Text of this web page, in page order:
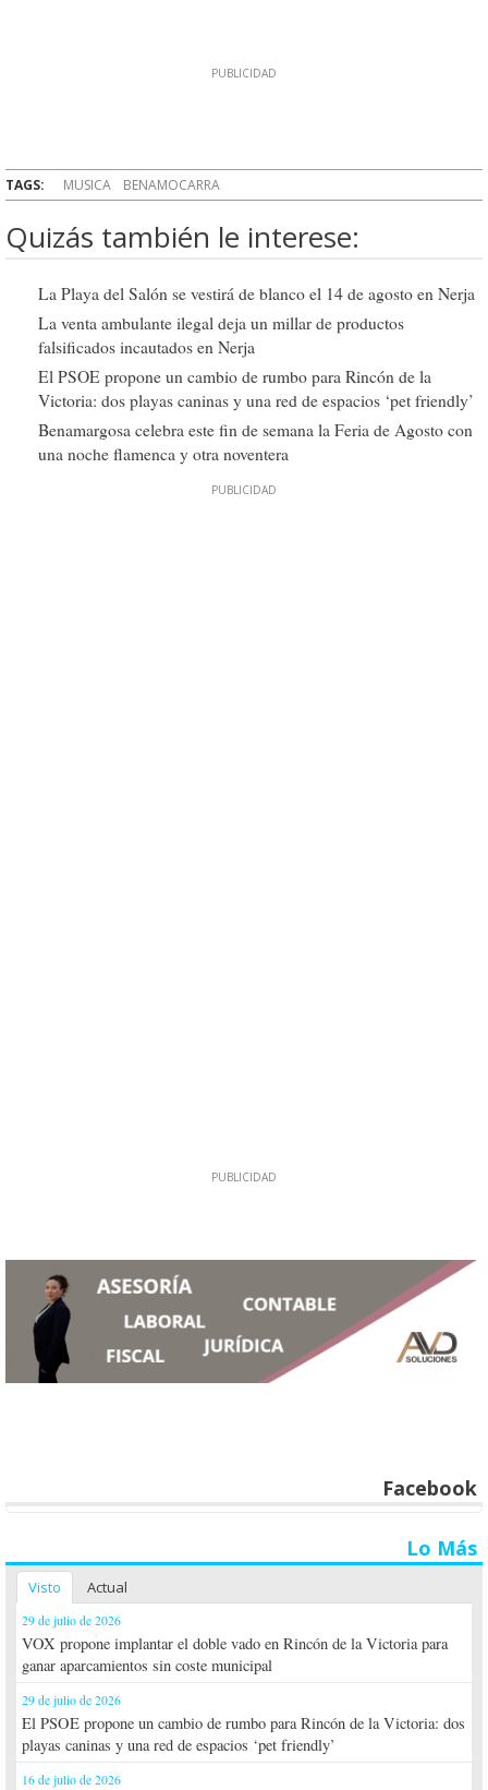
TAGS: MUSICA BENAMOCARRA
Quizás también le interese:
La Playa del Salón se vestirá de blanco el 14 de agosto en Nerja
La venta ambulante ilegal deja un millar de productos
falsificados incautados en Nerja
El PSOE propone un cambio de rumbo para Rincón de la
Victoria: dos playas caninas y una red de espacios ‘pet friendly’
Benamargosa celebra este fin de semana la Feria de Agosto con
una noche flamenca y otra noventera
Facebook
Lo Más
Visto Actual
29 de julio de 2026
VOX propone implantar el doble vado en Rincón de la Victoria para
ganar aparcamientos sin coste municipal
29 de julio de 2026
El PSOE propone un cambio de rumbo para Rincón de la Victoria: dos
playas caninas y una red de espacios ‘pet friendly’
16 de julio de 2026